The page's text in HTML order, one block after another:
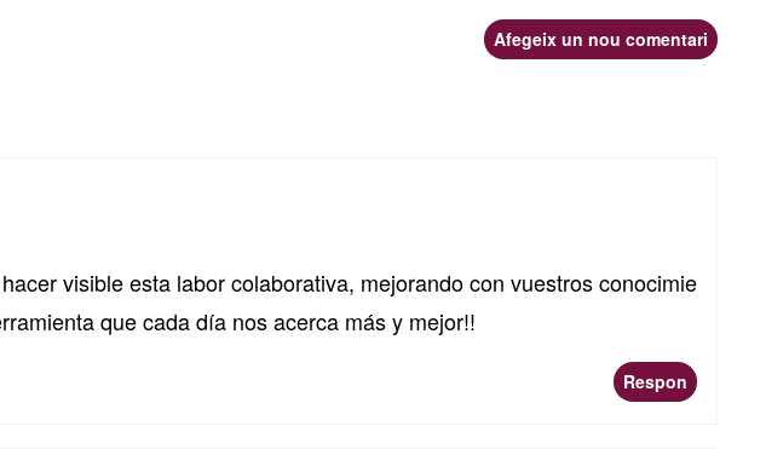
Afegeix un nou comentari
visible esta labor colaborativa, mejorando con vuestros conocimie
que cada día nos acerca más y mejor!!
Respon